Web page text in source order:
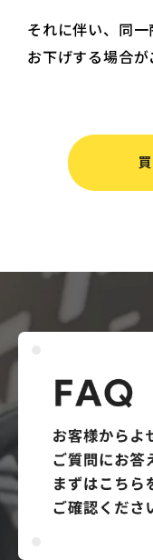
それに伴い、同
お下げする場合が